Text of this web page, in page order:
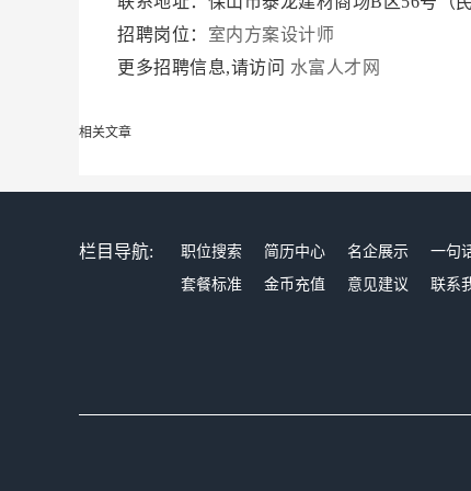
招聘岗位： 室内方案设计师
更多招聘信息,请访问 水富人才网
相关文章
栏目导航: 职位搜索 简历中心 名企展示 一句
套餐标准
金币充值 意见建议 联系